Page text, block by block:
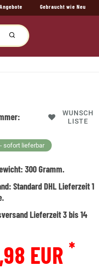
Gebraucht wie Neu
WUNSCH
LISTE
sofort lieferbar
300Gramm.
Standard DHL Lieferzeit 1
Lieferzeit 3 bis 14
EUR *